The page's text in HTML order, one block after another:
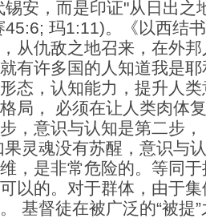
锡安，而是印证"从日出之
玛1:11)。《以西结
从仇敌之地召来，在外
有许多国的人知道我是耶
态，认知能力，提升人
局， 必须在让人类肉体
，意识与认知是第二步
灵魂没有苏醒，意识与
，是非常危险的。等同
以的。对于群体，由于
基督徒在被广泛的“被提